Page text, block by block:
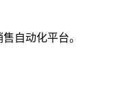
自动化平台。